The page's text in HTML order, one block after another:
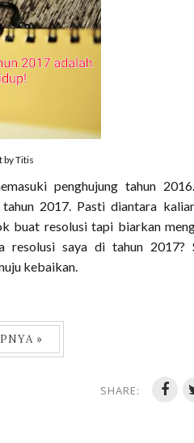
by Titis
penghujung tahun
2017. Pasti diantara
buat resolusi tapi biarkan
saya di tahun 2017?
kebaikan.
»
SHARE: